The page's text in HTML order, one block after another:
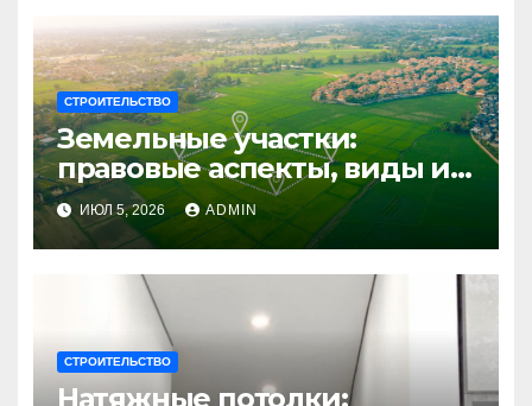
СТРОИТЕЛЬСТВО
Земельные участки:
правовые аспекты, виды и
возможности
использования
ИЮЛ 5, 2026 ADMIN
СТРОИТЕЛЬСТВО
Натяжные потолки: